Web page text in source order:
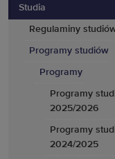
Studia
Regulaminy
Programy studiów
Programy
Programy
2025/2026
Programy
2024/2025